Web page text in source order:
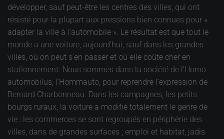
développer, sauf peut-être les centres des villes, qui ont
résisté pour la plupart aux pressions bien connues pour «
adapter la ville à l’automobile ». Le résultat est que tout le
monde a une voiture, aujourd'hui, sauf dans les grandes
villes, où on peut s’en passer et où elle coûte cher en
stationnement. Nous sommes dans la société de l’Homo
automobilus, l’Hommauto, pour reprendre l’expression de
Bernard Charbonneau. Dans les campagnes, les petits
bourgs ruraux, la voiture a modifié totalement le genre de
vie : les commerces se sont regroupés en périphérie des
villes, dans de grandes surfaces ; emploi et habitat, jadis